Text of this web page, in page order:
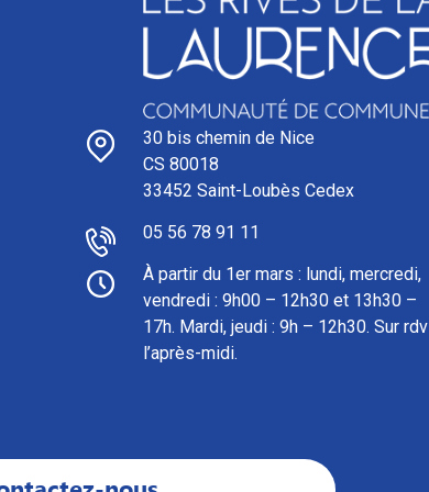
30 bis chemin de Nice
CS 80018
33452 Saint-Loubès Cedex
05 56 78 91 11
À partir du 1er mars : l undi, mercredi,
vendredi : 9h00 – 12h30 et 13h30 –
17h. Mardi, jeudi : 9h – 12h30. Sur rdv
l’après-midi.